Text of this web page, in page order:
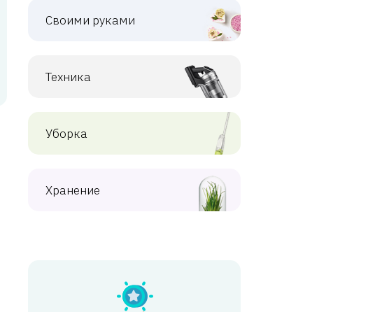
Своими руками
Техника
Уборка
Хранение